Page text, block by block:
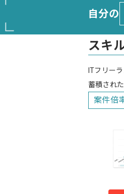
自分の
スキ
ITフリー
蓄積され
案件倍